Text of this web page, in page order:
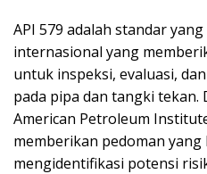
API 579 adalah standar
internasional yang
untuk inspeksi, evaluasi,
pada pipa dan tangki tekan.
American Petroleum
memberikan pedoman
mengidentifikasi potensi